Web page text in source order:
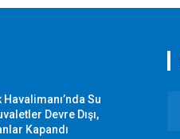
Havalimanı’nda Su
Devre Dışı,
Kapandı